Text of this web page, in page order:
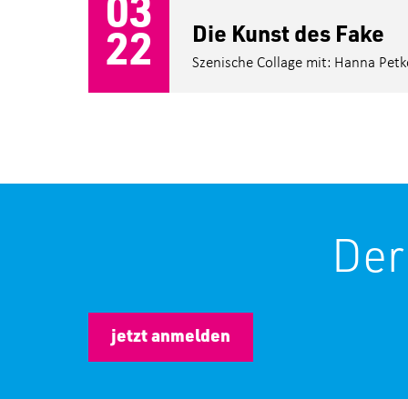
22 Die Kunst des Fake
Szenische Collage mit: Hanna
jetzt anmelden